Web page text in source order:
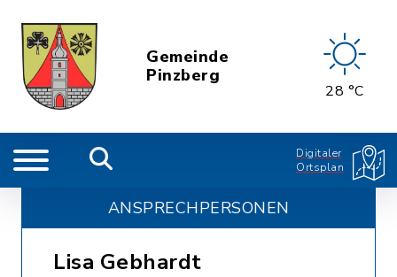
Gemeinde
Pinzberg
28 °C
Digitaler
Ortsplan
ANSPRECHPERSONEN
Lisa Gebhardt